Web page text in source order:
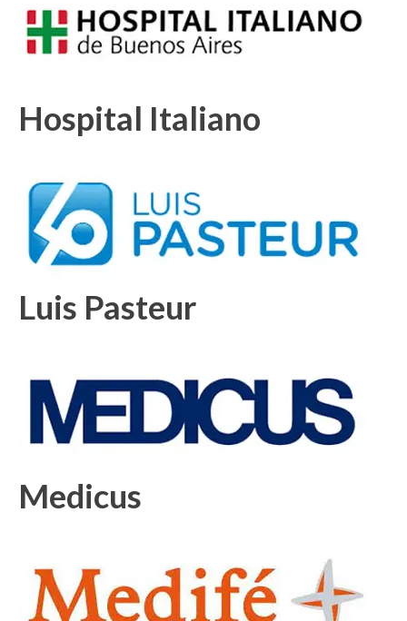
Hospital Italiano
Luis Pasteur
Medicus